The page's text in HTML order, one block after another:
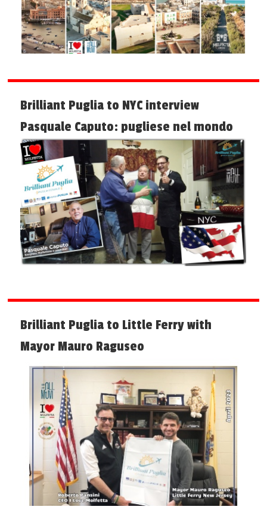
Brilliant Puglia to NYC interview
Pasquale Caputo: pugliese nel mondo
Brilliant Puglia to Little Ferry with
Mayor Mauro Raguseo